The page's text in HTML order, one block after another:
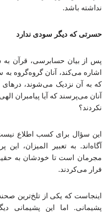
نداشته باشد.
حسرتی که دیگر سودی ندارد
پس از بیان حسابرسی، قرآن
اشاره می‌کند، آنان گروه‌گروه
که به آن نزدیک می‌شوند،
آنان می‌پرسند که آیا پیامبران
نکردند؟
این سؤال برای کسب اطلاع
آگاه‌اند. به تعبیر المیزان،
مجرمان است تا خودشان به
فرار می‌کردند.
اینجاست که یکی از تلخ‌ترین
پشیمانی. اما این پشیمانی